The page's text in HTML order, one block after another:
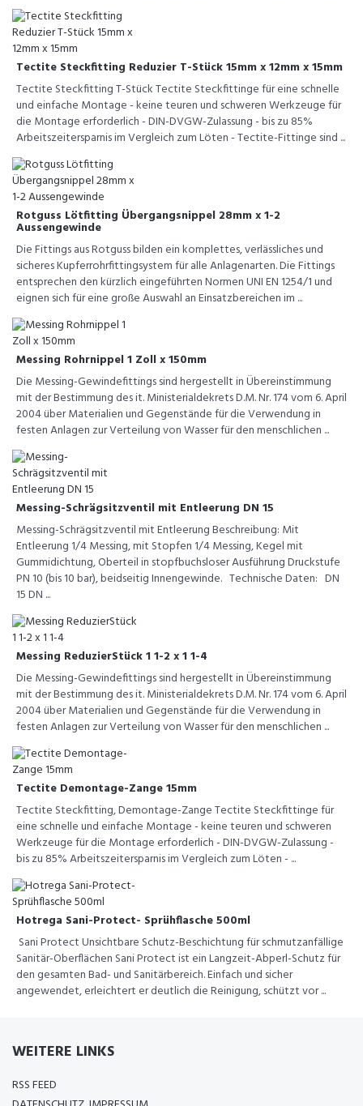
Tectite Steckfitting Reduzier T-Stück 15mm x 12mm x 15mm
Tectite Steckfitting T-Stück Tectite Steckfittinge für eine schnelle
und einfache Montage - keine teuren und schweren Werkzeuge für
die Montage erforderlich - DIN-DVGW-Zulassung - bis zu 85%
Arbeitszeitersparnis im Vergleich zum Löten - Tectite-Fittinge sind ...
Rotguss Lötfitting Übergangsnippel 28mm x 1-2
Aussengewinde
Die Fittings aus Rotguss bilden ein komplettes, verlässliches und
sicheres Kupferrohrfittingsystem für alle Anlagenarten. Die Fittings
entsprechen den kürzlich eingeführten Normen UNI EN 1254/1 und
eignen sich für eine große Auswahl an Einsatzbereichen im ...
Messing Rohrnippel 1 Zoll x 150mm
Die Messing-Gewindefittings sind hergestellt in Übereinstimmung
mit der Bestimmung des it. Ministerialdekrets D.M. Nr. 174 vom 6. April
2004 über Materialien und Gegenstände für die Verwendung in
festen Anlagen zur Verteilung von Wasser für den menschlichen ...
Messing-Schrägsitzventil mit Entleerung DN 15
Messing-Schrägsitzventil mit Entleerung Beschreibung: Mit
Entleerung 1/4 Messing, mit Stopfen 1/4 Messing, Kegel mit
Gummidichtung, Oberteil in stopfbuchsloser Ausführung Druckstufe
PN 10 (bis 10 bar), beidseitig Innengewinde. Technische Daten: DN
15 DN ...
Messing ReduzierStück 1 1-2 x 1 1-4
Die Messing-Gewindefittings sind hergestellt in Übereinstimmung
mit der Bestimmung des it. Ministerialdekrets D.M. Nr. 174 vom 6. April
2004 über Materialien und Gegenstände für die Verwendung in
festen Anlagen zur Verteilung von Wasser für den menschlichen ...
Tectite Demontage-Zange 15mm
Tectite Steckfitting, Demontage-Zange Tectite Steckfittinge für
eine schnelle und einfache Montage - keine teuren und schweren
Werkzeuge für die Montage erforderlich - DIN-DVGW-Zulassung -
bis zu 85% Arbeitszeitersparnis im Vergleich zum Löten - ...
Hotrega Sani-Protect- Sprühflasche 500ml
Sani Protect Unsichtbare Schutz-Beschichtung für schmutzanfällige
Sanitär-Oberflächen Sani Protect ist ein Langzeit-Abperl-Schutz für
den gesamten Bad- und Sanitärbereich. Einfach und sicher
angewendet, erleichtert er deutlich die Reinigung, schützt vor ...
WEITERE LINKS
RSS FEED